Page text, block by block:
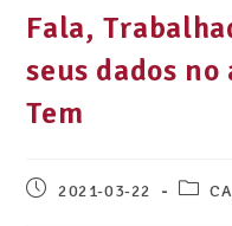
Fala,
seus dados
Tem
2021-03-22